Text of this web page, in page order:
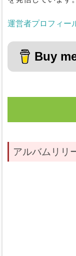
運営者プロフィー
Buy
アルバムリ